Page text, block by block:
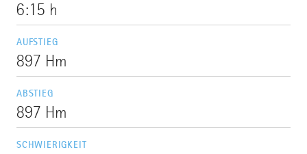
6:15 h
AUFSTIEG
897 Hm
ABSTIEG
897 Hm
SCHWIERIGKEIT